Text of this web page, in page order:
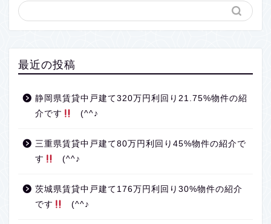
最近の投稿
静岡県賃貸中戸建て320万円利回り21.75%物件の紹
介です
(^^♪
三重県賃貸中戸建て80万円利回り45%物件の紹介で
す
(^^♪
茨城県賃貸中戸建て176万円利回り30%物件の紹介
です
(^^♪